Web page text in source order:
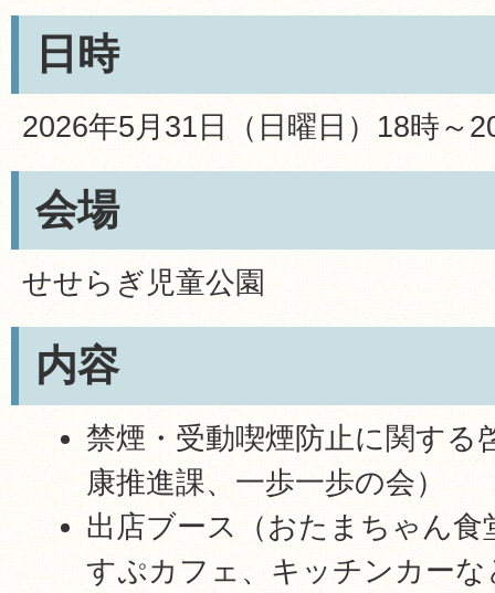
日時
2026年5月31日（日曜日）18時～
会場
せせらぎ児童公園
内容
禁煙・受動喫煙防止に関する
康推進課、一歩一歩の会）
出店ブース（おたまちゃん
すぷカフェ、キッチンカーな